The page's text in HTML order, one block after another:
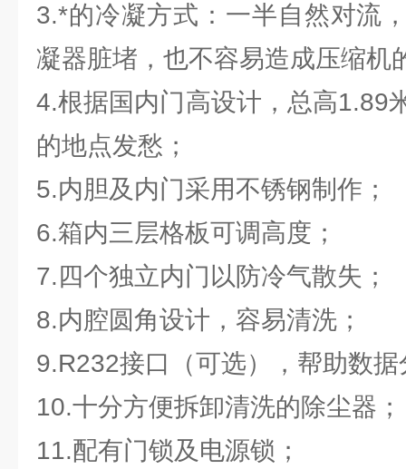
3.*的冷凝方式：一半自然对流
凝器脏堵，也不容易造成压缩机
4.根据国内门高设计，总高1.89
的地点发愁；
5.内胆及内门采用不锈钢制作；
6.箱内三层格板可调高度；
7.四个独立内门以防冷气散失；
8.内腔圆角设计，容易清洗；
9.R232接口（可选），帮助数据
10.十分方便拆卸清洗的除尘器；
11.配有门锁及电源锁；